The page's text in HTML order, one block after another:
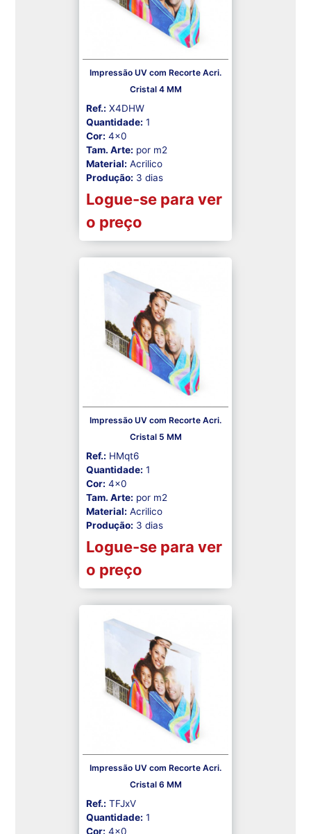
Impressão UV com Recorte Acri.
Cristal 4 MM
Ref.: X4DHW
Quantidade: 1
Cor: 4x0
Tam. Arte: por m2
Material: Acrilico
Produção: 3 dias
Logue-se para ver
o preço
Impressão UV com Recorte Acri.
Cristal 5 MM
Ref.: HMqt6
Quantidade: 1
Cor: 4x0
Tam. Arte: por m2
Material: Acrilico
Produção: 3 dias
Logue-se para ver
o preço
Impressão UV com Recorte Acri.
Cristal 6 MM
Ref.: TFJxV
Quantidade: 1
Cor: 4x0